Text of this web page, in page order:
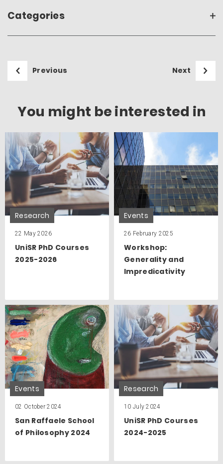
Categories
Previous Next
You might be interested in
Research
22 May 2026
UniSR PhD Courses
2025-2026
Events
26 February 2025
Workshop:
Generality and
Impredicativity
Events
02 October 2024
San Raffaele School
of Philosophy 2024
Research
10 July 2024
UniSR PhD Courses
2024-2025